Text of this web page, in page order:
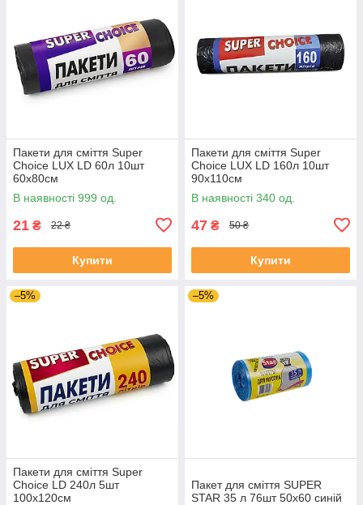
Пакети для сміття Super
Choice LUX LD 60л 10шт
60х80см
В наявності 999 од.
21 ₴ 22 ₴
Купити
Пакети для сміття Super
Choice LUX LD 160л 10шт
90х110см
В наявності 340 од.
47 ₴ 50 ₴
Купити
–5%
Пакети для сміття Super
Choice LD 240л 5шт
100х120см
–5%
Пакет для сміття SUPER
STAR 35 л 76шт 50х60 синій